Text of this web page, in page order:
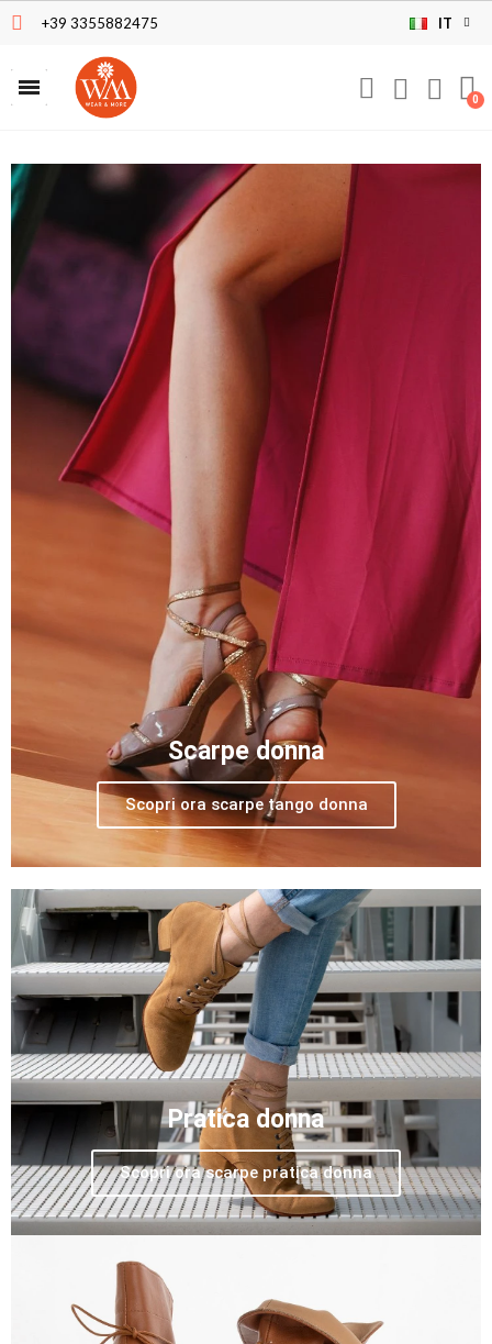
+39 3355882475 IT
Scarpe donna
Scopri ora scarpe tango donna
Pratica donna
Scopri ora scarpe pratica donna